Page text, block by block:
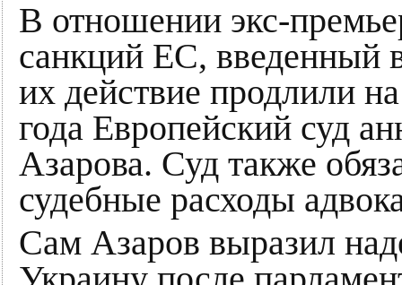
В отношении экс-
санкций ЕС, введенный
их действие продлили
года Европейский суд
Азарова. Суд также
судебные расходы
Сам Азаров выразил